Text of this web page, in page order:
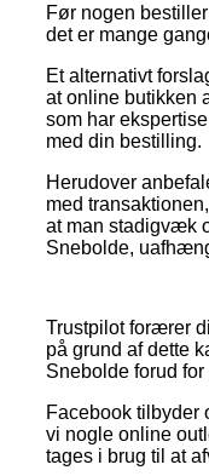
Før nogen
det er mange
Et alternativt
at online butikken
som har
med din bestilling.
Herudover
med
at man stadigvæk
Snebolde,
Trustpilot forærer
på grund af dette
Snebolde forud
Facebook tilbyder
vi nogle online
tages i brug til at